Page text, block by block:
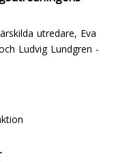
utredare, Eva
Ludvig Lundgren -